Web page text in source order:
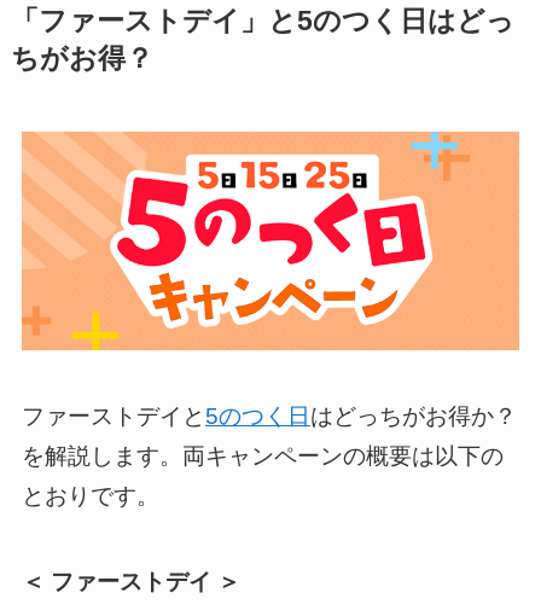
「ファーストデイ」と5のつく日はどっ
ちがお得？
ファーストデイと 5のつく日 はどっちがお得か？
を解説します。両キャンペーンの概要は以下の
とおりです。
＜ ファーストデイ ＞